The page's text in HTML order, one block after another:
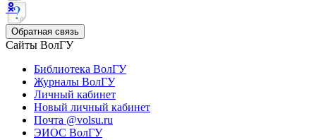
Обратная связь
Сайты ВолГУ
Библиотека ВолГУ
Журналы ВолГУ
Личный кабинет
Новый личный кабинет
Почта @volsu.ru
ЭИОС ВолГУ